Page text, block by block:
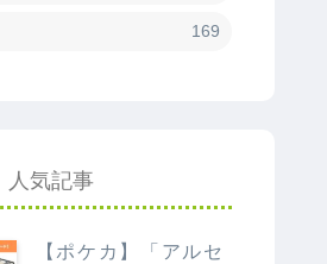
169
人気記事
【ポケカ】「アルセ